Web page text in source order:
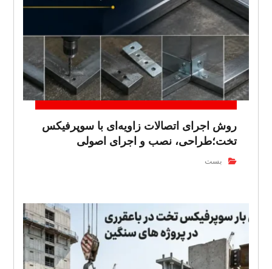
روش اجرای اتصالات زاویه‌ای با سوپرفیکس
تخت؛طراحی، نصب و اجرای اصولی
بست